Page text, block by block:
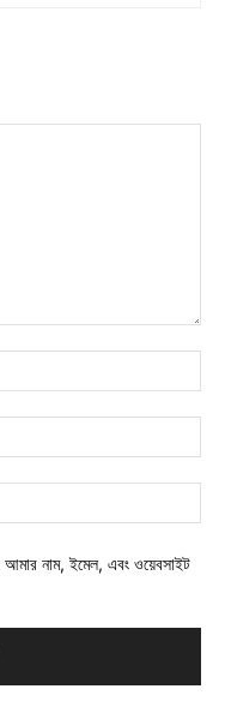
নাম, ইমেল, এবং ওয়েবসাইট